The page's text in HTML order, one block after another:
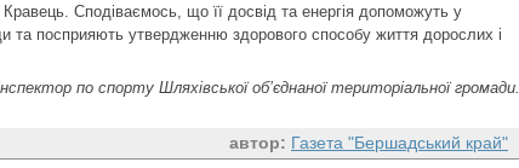
Кравець. Сподіваємось, що її досвід та енергія допоможуть у
та посприяють утвердженню здорового способу життя дорослих і
по спорту Шляхівської об’єднаної територіальної громади.
автор: Газета "Бершадський край"